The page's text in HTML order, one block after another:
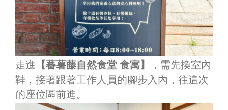
走進 【蕃薯藤自然食堂 食寓】
，需先換室內
鞋，接著跟著工作人員的腳步入內，往這次
的座位區前進。